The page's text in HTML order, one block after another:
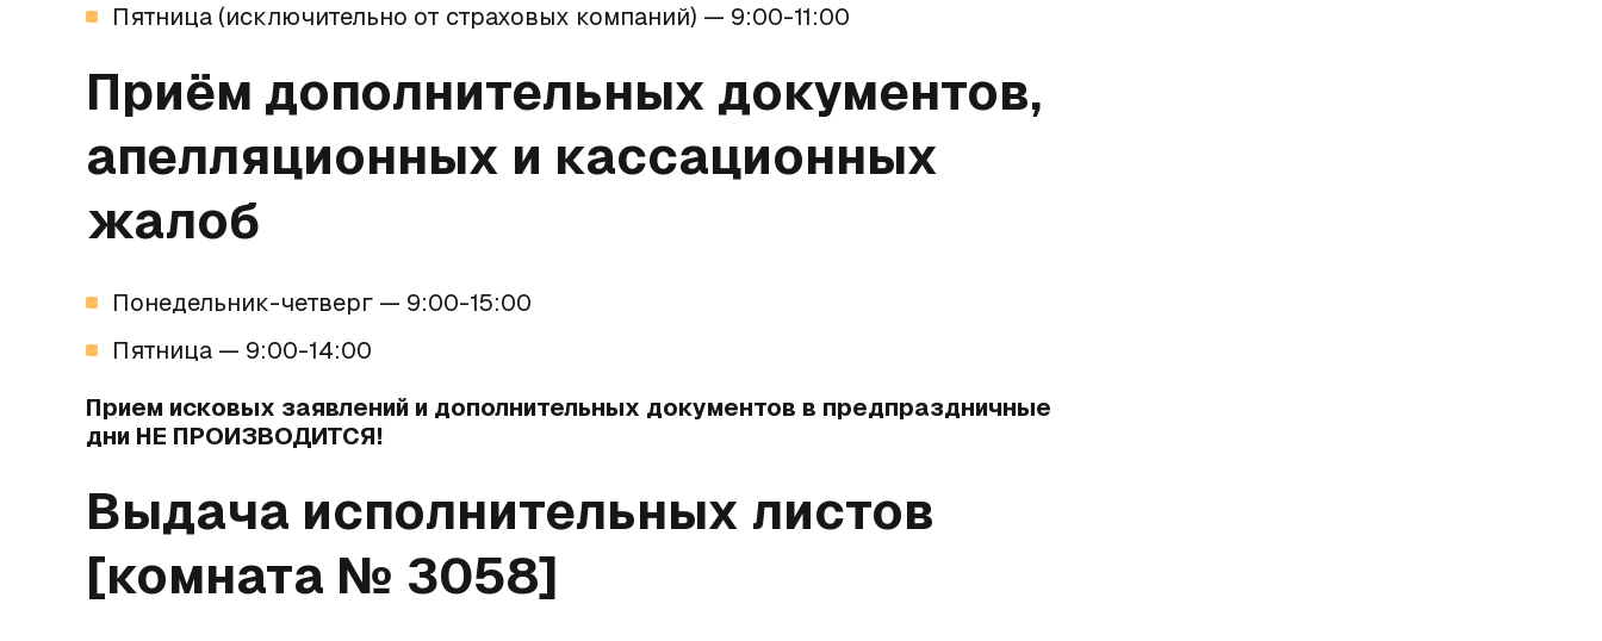
Пятница (исключительно от страховых компаний) — 9:00-11:00
Приём дополнительных документов,
апелляционных и кассационных
жалоб
Понедельник-четверг — 9:00-15:00
Пятница — 9:00-14:00
Прием исковых заявлений и дополнительных документов в предпраздничные
дни НЕ ПРОИЗВОДИТСЯ!
Выдача исполнительных листов
[комната № 3058]